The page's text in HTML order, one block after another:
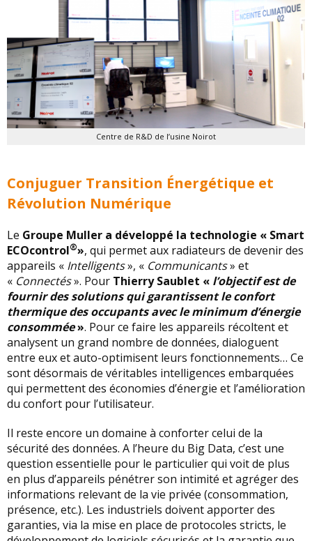
Centre de R&D de l’usine Noirot
Conjuguer Transition Énergétique et
Révolution Numérique
Le Groupe Muller a développé la technologie « Smart
ECOcontrol®», qui permet aux radiateurs de devenir des
appareils « Intelligents», « Communicants» et
« Connectés». Pour Thierry Saublet « l’objectif est de
fournir des solutions qui garantissent le confort
thermique des occupants avec le minimum d’énergie
consommée». Pour ce faire les appareils récoltent et
analysent un grand nombre de données, dialoguent
entre eux et auto-optimisent leurs fonctionnements… Ce
sont désormais de véritables intelligences embarquées
qui permettent des économies d’énergie et l’amélioration
du confort pour l’utilisateur.
Il reste encore un domaine à conforter celui de la
sécurité des données. A l’heure du Big Data, c’est une
question essentielle pour le particulier qui voit de plus
en plus d’appareils pénétrer son intimité et agréger des
informations relevant de la vie privée (consommation,
présence, etc.). Les industriels doivent apporter des
garanties, via la mise en place de protocoles stricts, le